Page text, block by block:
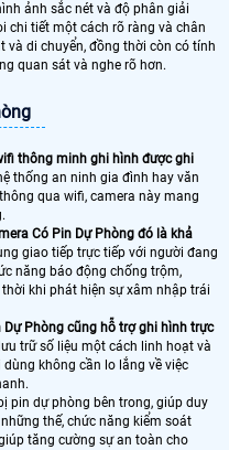
ảnh sắc nét và độ phân giải
chi tiết một cách rõ ràng và chân
và di chuyển, đồng thời còn có tính
quan sát và nghe rõ hơn.
thông minh ghi hình được ghi
thống an ninh gia đình hay văn
qua wifi, camera này mang
Có Pin Dự Phòng đó là khả
giao tiếp trực tiếp với người đang
năng báo động chống trộm,
khi phát hiện sự xâm nhập trái
Dự Phòng cũng hỗ trợ ghi hình trực
trữ số liệu một cách linh hoạt và
không cần lo lắng về việc
pin dự phòng bên trong, giúp duy
thế, chức năng kiểm soát
tăng cường sự an toàn cho